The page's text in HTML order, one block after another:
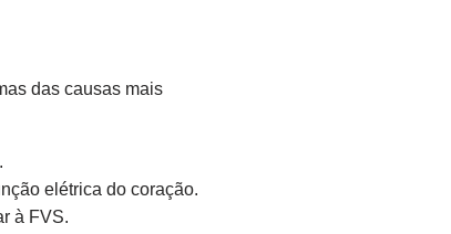
das causas mais
elétrica do coração.
à FVS.